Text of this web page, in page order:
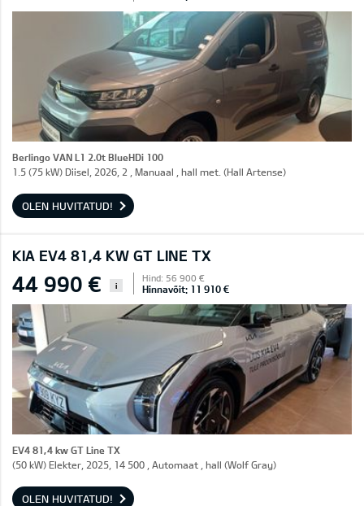
Berlingo VAN L1 2.0t BlueHDi 100
1.5 (75 kW) Diisel, 2026, 2 , Manuaal , hall met. (Hall Artense)
OLEN HUVITATUD!
KIA EV4 81,4 KW GT LINE TX
44 990 € i
Hind: 56 900 €
Hinnavõit: 11 910 €
EV4 81,4 kw GT Line TX
(50 kW) Elekter, 2025, 14 500 , Automaat , hall (Wolf Gray)
OLEN HUVITATUD!